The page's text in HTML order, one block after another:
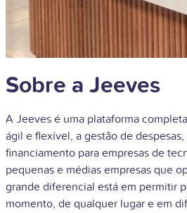
Sobre a Jeeves
A Jeeves é uma plataforma
ágil e flexível, a gestão de
financiamento para empresas de
pequenas e médias empresas que
grande diferencial está em permitir
momento, de qualquer lugar e em